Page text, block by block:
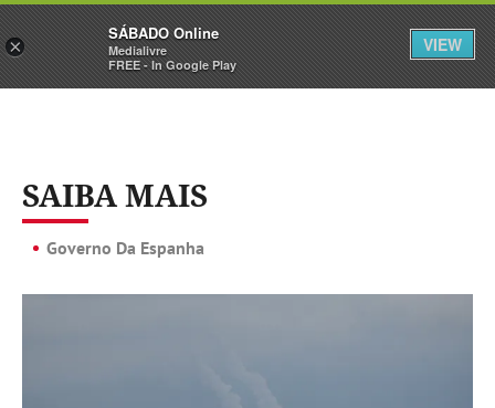
Sábado Assine Iniciar Sessão
SAIBA MAIS
Governo Da Espanha
×
SÁBADO Online
Medialivre
FREE - In Google Play
VIEW